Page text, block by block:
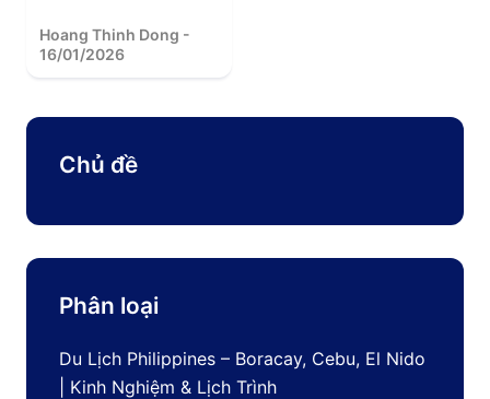
Hoang Thinh Dong -
16/01/2026
Chủ đề
Phân loại
Du Lịch Philippines – Boracay, Cebu, El Nido
| Kinh Nghiệm & Lịch Trình